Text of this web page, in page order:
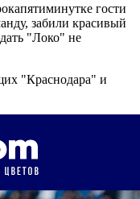
гости
забили красивый
"Локо" не
"Краснодара" и